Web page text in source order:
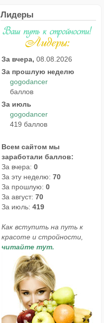
Лидеры
За вчера, 08.08.2026
За прошлую неделю
gogodancer
баллов
За июль
gogodancer
419 баллов
Всем сайтом мы
заработали баллов:
За вчера: 0
За эту неделю: 70
За прошлую: 0
За август: 70
За июль: 419
Как вступить на путь к
красоте и стройности,
читайте тут.